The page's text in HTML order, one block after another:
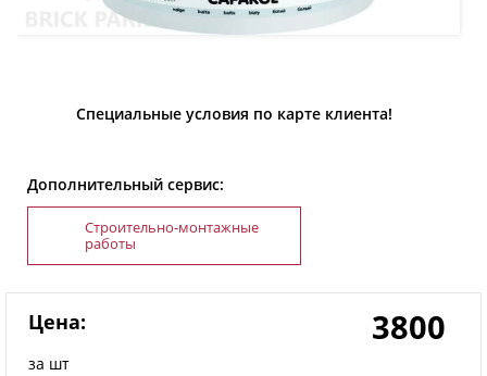
Специальные условия по карте клиента!
Дополнительный сервис:
Строительно-монтажные
работы
Цена:
за шт
3800